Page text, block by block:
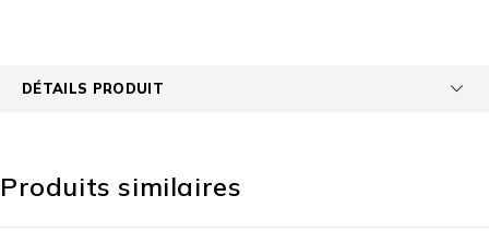
DÉTAILS PRODUIT
Produits similaires